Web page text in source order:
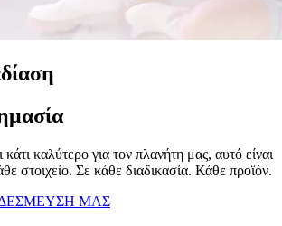
κάτι καλύτερο για τον πλανήτη μας, αυτό είναι
στοιχείο. Σε κάθε διαδικασία. Κάθε προϊόν.
ΜΑΣ